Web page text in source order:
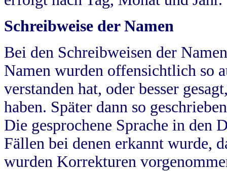
Schreibweise der Namen
Bei den Schreibweisen der
Namen wurden offensichtlich so
verstanden hat, oder besser
haben. Später dann so
Die gesprochene Sprache in
Fällen bei denen erkannt wurde,
wurden Korrekturen